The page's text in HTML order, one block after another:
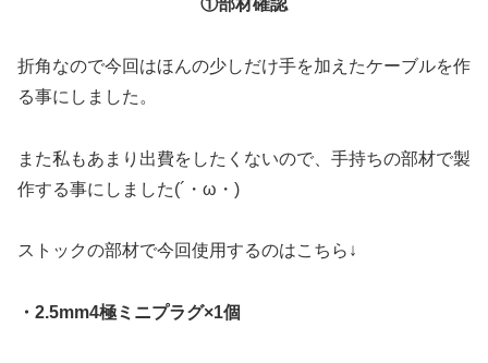
①部材確認
折角なので今回はほんの少しだけ手を加えたケーブルを作
る事にしました。
また私もあまり出費をしたくないので、手持ちの部材で製
作する事にしました(´・ω・)
ストックの部材で今回使用するのはこちら↓
・2.5mm4極ミニプラグ×1個